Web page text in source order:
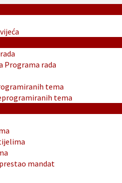
Programa rada
tema
tema
mandat